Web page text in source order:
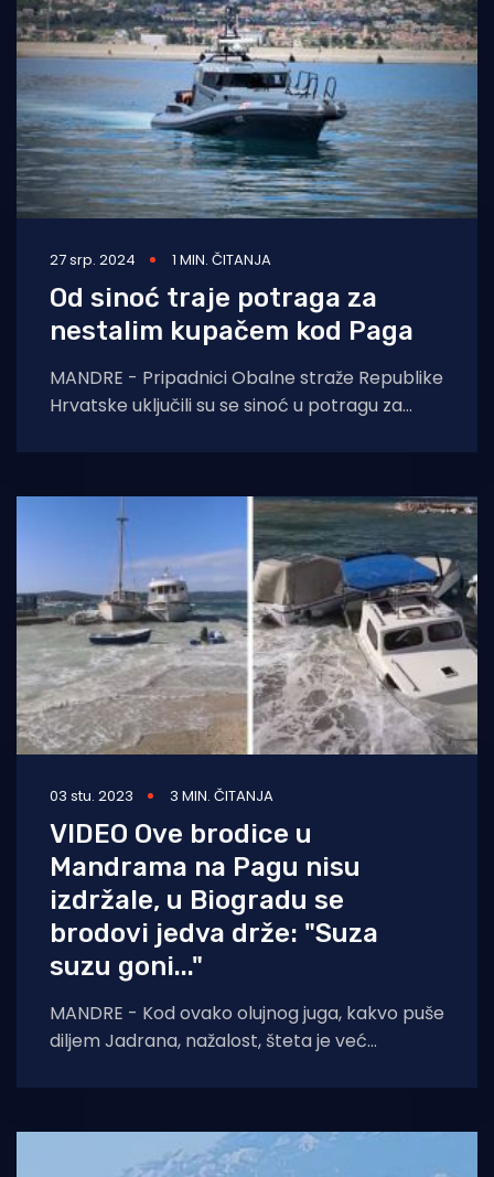
27 srp. 2024 1 MIN. ČITANJA
Od sinoć traje potraga za
nestalim kupačem kod Paga
MANDRE - Pripadnici Obalne straže Republike
Hrvatske uključili su se sinoć u potragu za
03 stu. 2023 3 MIN. ČITANJA
VIDEO Ove brodice u
Mandrama na Pagu nisu
izdržale, u Biogradu se
brodovi jedva drže: "Suza
suzu goni..."
MANDRE - Kod ovako olujnog juga, kakvo puše
diljem Jadrana, nažalost, šteta je već
ma